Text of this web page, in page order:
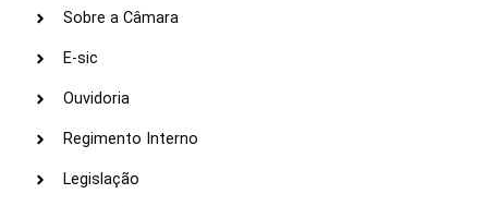
Sobre a Câmara
E-sic
Ouvidoria
Regimento Interno
Legislação